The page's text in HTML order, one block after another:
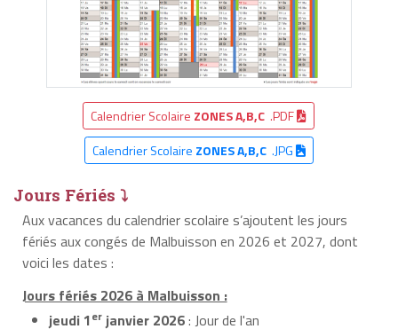
Calendrier Scolaire ZONES A,B,C .PDF
Calendrier Scolaire ZONES A,B,C.JPG
Jours Fériés ⤵
Aux vacances du calendrier scolaire s’ajoutent les jours
fériés aux congés de Malbuisson en 2026 et 2027, dont
voici les dates :
Jours fériés 2026 à Malbuisson :
jeudi 1er janvier 2026: Jour de l'an